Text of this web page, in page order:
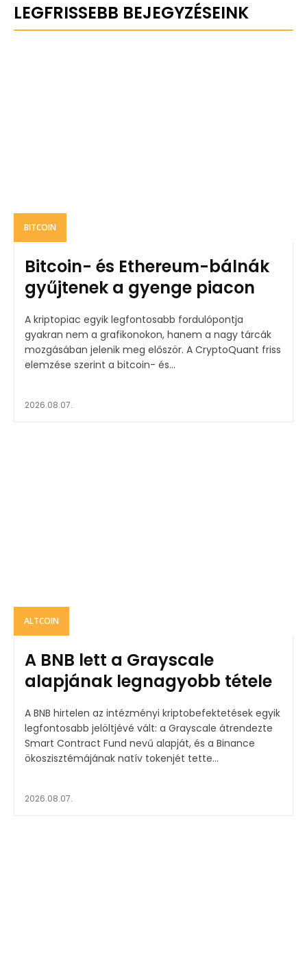
LEGFRISSEBB BEJEGYZÉSEINK
BITCOIN
Bitcoin- és Ethereum-bálnák
gyűjtenek a gyenge piacon
A kriptopiac egyik legfontosabb fordulópontja
gyakran nem a grafikonokon, hanem a nagy tárcák
mozgásában jelenik meg először. A CryptoQuant friss
elemzése szerint a bitcoin- és...
2026.08.07.
ALTCOIN
A BNB lett a Grayscale
alapjának legnagyobb tétele
A BNB hirtelen az intézményi kriptobefektetések egyik
legfontosabb jelöltjévé vált: a Grayscale átrendezte
Smart Contract Fund nevű alapját, és a Binance
ökoszisztémájának natív tokenjét tette...
2026.08.07.